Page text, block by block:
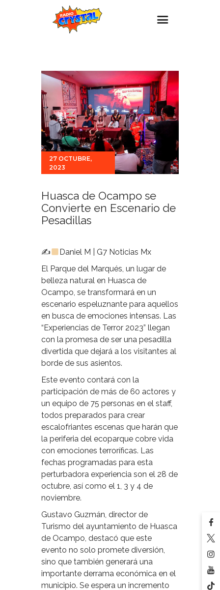
Estaciones
Eventos
Promociones
Noticias
Para ti
Contacto
27 OCTUBRE,
2023
Huasca de Ocampo se
Convierte en Escenario de
Pesadillas
✍
Daniel M | G7 Noticias Mx
El Parque del Marqués, un lugar de
belleza natural en Huasca de
Ocampo, se transformará en un
escenario espeluznante para aquellos
en busca de emociones intensas. Las
“Experiencias de Terror 2023” llegan
con la promesa de ser una pesadilla
divertida que dejará a los visitantes al
borde de sus asientos.
Este evento contará con la
participación de más de 60 actores y
un equipo de 75 personas en el staff,
todos preparados para crear
escalofriantes escenas que harán que
la periferia del ecoparque cobre vida
con emociones terroríficas. Las
fechas programadas para esta
perturbadora experiencia son el 28 de
octubre, así como el 1, 3 y 4 de
noviembre.
Gustavo Guzmán, director de
Turismo del ayuntamiento de Huasca
de Ocampo, destacó que este
evento no solo promete diversión,
sino que también generará una
importante derrama económica en el
municipio. Se espera un incremento